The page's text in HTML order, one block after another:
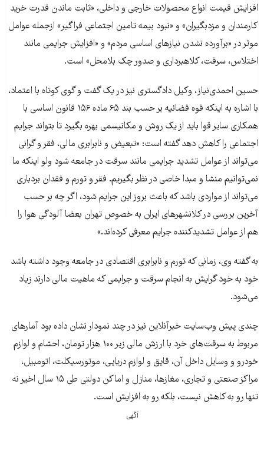
افزایش قیمت انواع محصولات خارجی و داخلی، «ثابت ماندن قدرت خرید
کارمندان و مزدبگیران» و «نبود بیمه تامین اجتماعی فراگیر» ازجمله عوامل
موثر در «برآورده نشدن نیازهای اساسی مردم» و «افزایش جرایمی مانند
اختلاس، سرقت، کلاهبرداری و صدور چک بلامحل» است.
حسین احمدی‌نیاز، وکیل دادگستری نیز در یک گفت و گوی کوتاه با اعتماد،
با اشاره به اینکه قوه قضائیه بر حسب بند ۶۵ ماده ۱۵۶ قانون اساسی با
همکاری سایر قوا باید از یک روش و مکانیسمی بهره بگیرد تا بتواند جرایم
اجتماعی را کاهش دهد گفته است: «تبعیض و نابرابری مالی، فقر و گرانی
می‌تواند از عوامل تشدید جرایمی مانند سرقت در جامعه‌ شود ولو اینکه ما
نمی‌توانیم منشا و مبدا خاصی در نظر بگیریم. فقر و تورم و فقدان بردباری
می‌تواند از مواردی باشد که باعث بروز این جرایم شود، اگر چه بر حسب
آخرین بررسی در کلانشهر‌های ایران به خصوص تهران بعضا آلودگی هوا را
هم از عوامل تشدید‌کننده جرایم معرفی کرده‌اند.»
به گفته وی، زمانی که تورم و نابرابری اقتصادی در جامعه وجود داشته باشد
خود به خود گرایش به انجام سرقت و جرایمی که ماهیت مالی دارند زیاد
می‌شود.
چندی پیش وب‌سایت خبرآنلاین نیز در چند نمودار نشان داده بود آمارهای
مربوط به سرقت‌های خرد با ارزش مالی زیر ۱۰۰ هزار تومان، احشام و لوازم
خودرو و وسایل داخل آن، قایق و لوازم دریایی، موتورسیکلت، اتومبیل،
مراکز صنعتی و تجاری، مغاز‌ها، منازل و اماکن دولتی طی ۱۵ سال اخیر نه
تنها رو به کاهش نیست، بلکه رو به افزایش است.
آگهی